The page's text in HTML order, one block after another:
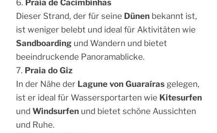
Praia de Cacimbinhas
Dieser Strand, der für seine Dünenbekannt ist,
ist weniger belebt und ideal für Aktivitäten wie
Sandboardingund Wandern und bietet
beeindruckende Panoramablicke.
Praia do Giz
In der Nähe der Lagune von Guaraírasgelegen,
ist er ideal für Wassersportarten wie Kitesurfen
und Windsurfenund bietet schöne Aussichten
und Ruhe.